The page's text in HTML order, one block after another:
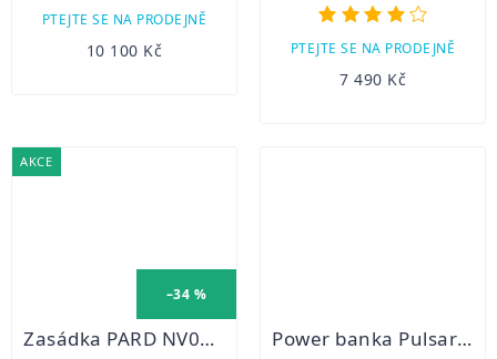
PTEJTE SE NA PRODEJNĚ
10 100 Kč PTEJTE SE NA PRODEJNĚ
7 490 Kč
AKCE
–34 %
Zasádka PARD NV007V 16mm 940nm Digitální noční vidění Power banka Pulsar PB8i